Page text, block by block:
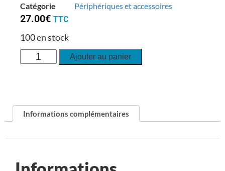
Catégorie
Périphériques et accessoires
27.00€ TTC
100 en stock
Ajouter au panier
Informations complémentaires